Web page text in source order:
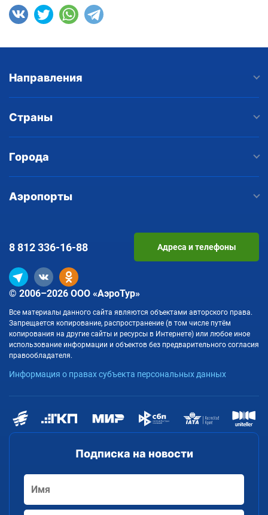
Направления
Страны
Города
Аэропорты
Подписка на новости
© 2006–2026 ООО «АэроТур»
Все материалы данного сайта являются объектами авторского права.
Запрещается копирование, распространение (в том числе путём
копирования на другие сайты и ресурсы в Интернете) или любое иное
использование информации и объектов без предварительного согласия
правообладателя.
Информация о правах субъекта персональных данных
8 812336-16-88 Адреса и телефоны